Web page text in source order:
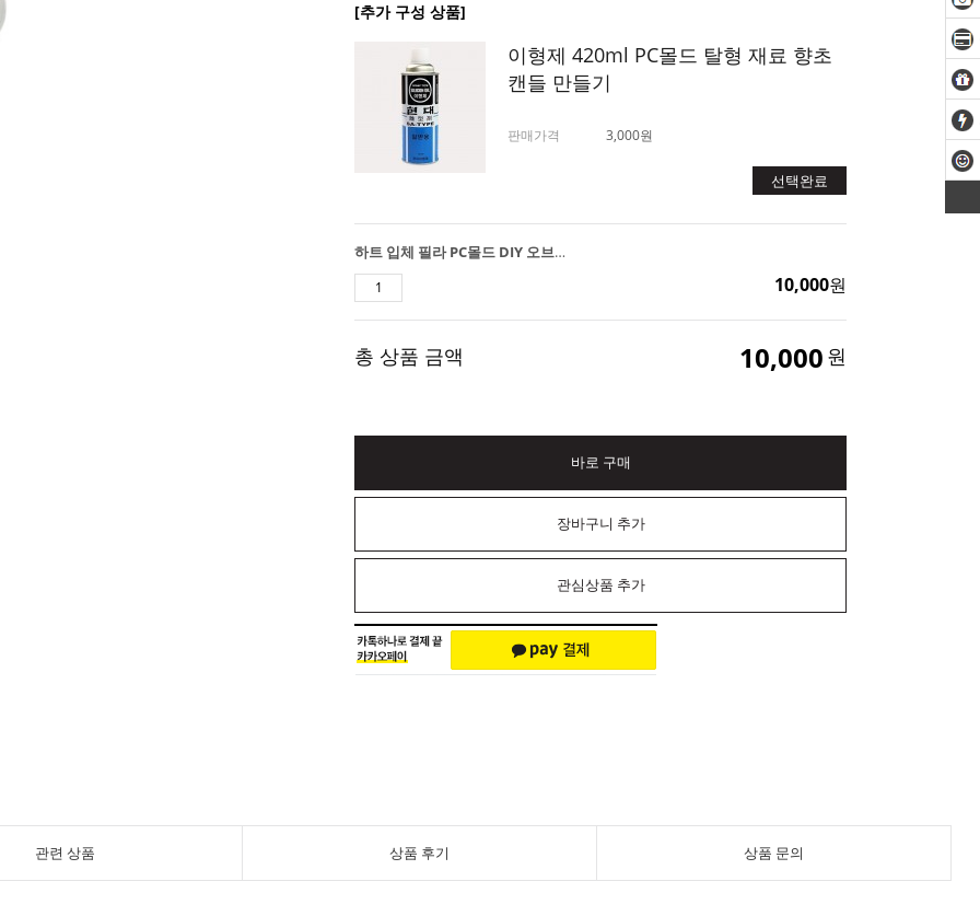
[추가 구성 상품]
이형제 420ml PC몰드 탈형 재료 향초
캔들 만들기
판매가격 3,000원
선택완료
하트 입체 필라 PC몰드 DIY 오브제 캔들 양초 만들기
10,000원
총 상품 금액 10,000 원
바로 구매
장바구니 추가
관심상품 추가
관련 상품 상품 후기 상품 문의